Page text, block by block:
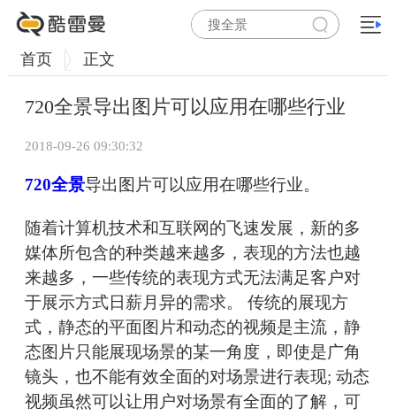
首页 正文
720全景导出图片可以应用在哪些行业
2018-09-26 09:30:32
720全景导出图片可以应用在哪些行业。
随着计算机技术和互联网的飞速发展，新的多
媒体所包含的种类越来越多，表现的方法也越
来越多，一些传统的表现方式无法满足客户对
于展示方式日薪月异的需求。 传统的展现方
式，静态的平面图片和动态的视频是主流，静
态图片只能展现场景的某一角度，即使是广角
镜头，也不能有效全面的对场景进行表现; 动态
视频虽然可以让用户对场景有全面的了解，可